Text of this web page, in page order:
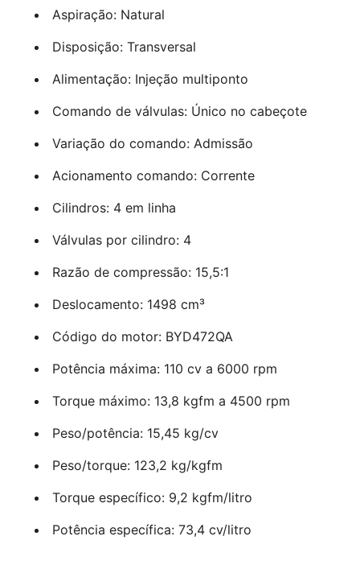
Aspiração: Natural
Disposição: Transversal
Alimentação: Injeção multiponto
Comando de válvulas: Único no cabeçote
Variação do comando: Admissão
Acionamento comando: Corrente
Cilindros: 4 em linha
Válvulas por cilindro: 4
Razão de compressão: 15,5:1
Deslocamento: 1498 cm³
Código do motor: BYD472QA
Potência máxima: 110 cv a 6000 rpm
Torque máximo: 13,8 kgfm a 4500 rpm
Peso/potência: 15,45 kg/cv
Peso/torque: 123,2 kg/kgfm
Torque específico: 9,2 kgfm/litro
Potência específica: 73,4 cv/litro